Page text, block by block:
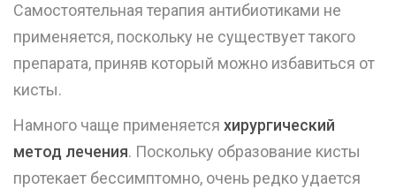
Самостоятельная терапия антибиотиками не
применяется, поскольку не существует такого
препарата, приняв который можно избавиться от
кисты.
Намного чаще применяется хирургический
метод лечения. Поскольку образование кисты
протекает бессимптомно, очень редко удается